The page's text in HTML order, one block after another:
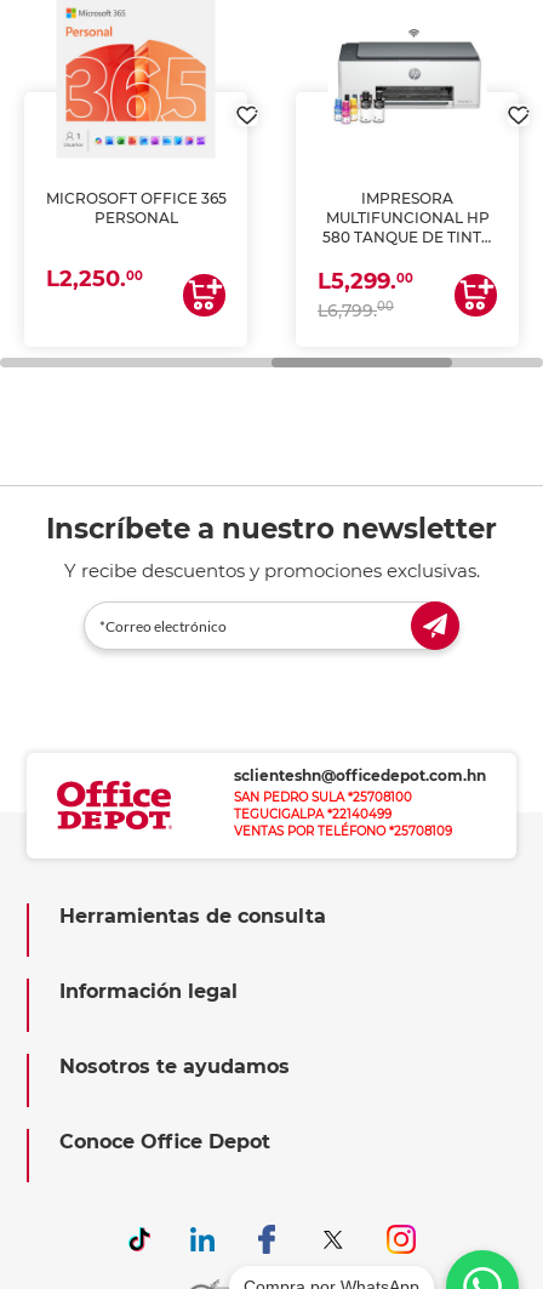
MICROSOFT OFFICE 365
PERSONAL
L2,250.00
IMPRESORA
MULTIFUNCIONAL HP
580 TANQUE DE TINTA
ESCANEA)
L5,299.00
L6,799.00
Inscríbete a nuestro newsletter
Y recibe descuentos y promociones exclusivas.
sclienteshn@officedepot.com.hn
SAN PEDRO SULA *25708100
TEGUCIGALPA *22140499
VENTAS POR TELÉFONO *25708109
Herramientas de consulta
Información legal
Nosotros te ayudamos
Conoce Office Depot